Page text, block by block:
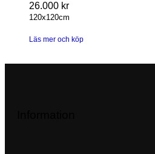
26.000 kr
120x120cm
Läs mer och köp